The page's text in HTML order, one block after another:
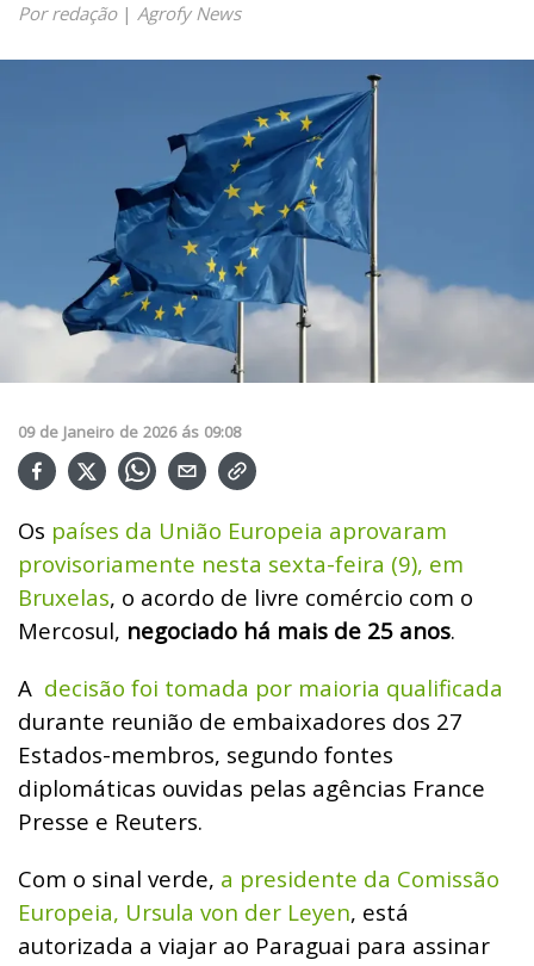
Por redação| Agrofy News
09 de Janeiro de 2026 ás 09:08
Os países da União Europeia aprovaram
provisoriamente nesta sexta-feira (9), em
Bruxelas, o acordo de livre comércio com o
Mercosul, negociado há mais de 25 anos.
A decisão foi tomada por maioria qualificada
durante reunião de embaixadores dos 27
Estados-membros, segundo fontes
diplomáticas ouvidas pelas agências France
Presse e Reuters.
Com o sinal verde, a presidente da Comissão
Europeia, Ursula von der Leyen, está
autorizada a viajar ao Paraguai para assinar